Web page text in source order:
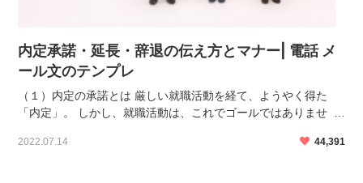
内定承諾・延長・辞退の伝え方とマナー| 電話 メ
ール文のテンプレ
（１）内定の承諾とは 厳しい就職活動を経て、ようやく得た
「内定」。 しかし、就職活動は、これでゴールではありませ
のが、「内定の承諾」です。 会社が、採用する意志を「 […]
2022.07.14 44,391